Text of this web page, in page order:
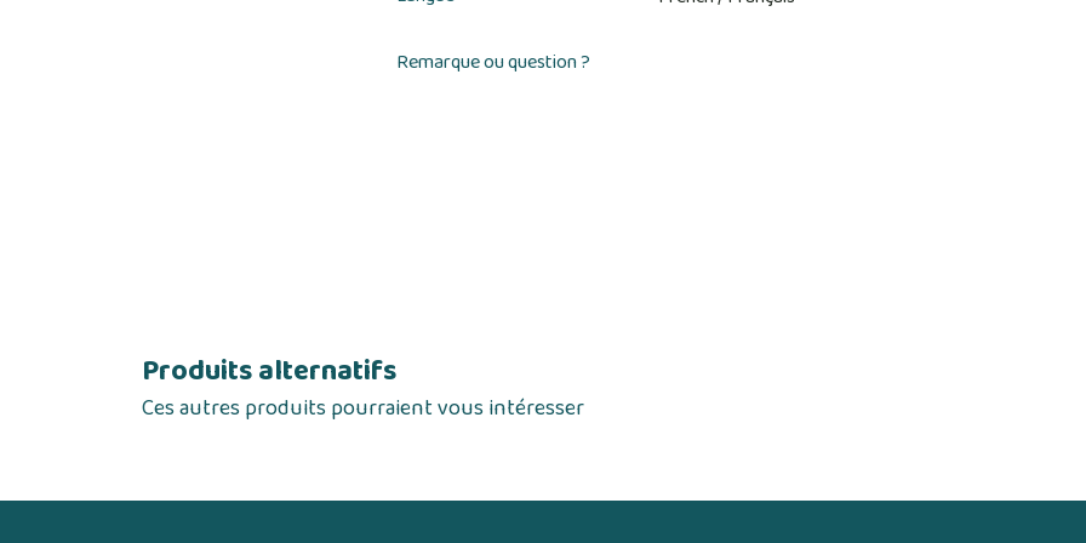
Remarque ou question ?
Produits alternatifs
Ces autres produits pourraient vous intéresser